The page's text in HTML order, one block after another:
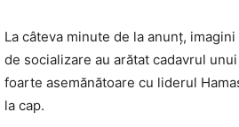
La câteva minute de la anunț,
de socializare au arătat cadavrul
foarte asemănătoare cu liderul
la cap.